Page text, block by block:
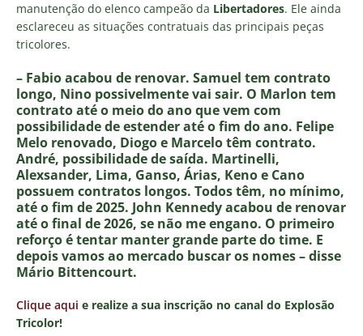
manutenção do elenco campeão da Libertadores. Ele ainda
esclareceu as situações contratuais das principais peças
tricolores.
– Fabio acabou de renovar. Samuel tem contrato
longo, Nino possivelmente vai sair. O Marlon tem
contrato até o meio do ano que vem com
possibilidade de estender até o fim do ano. Felipe
Melo renovado, Diogo e Marcelo têm contrato.
André, possibilidade de saída. Martinelli,
Alexsander, Lima, Ganso, Árias, Keno e Cano
possuem contratos longos. Todos têm, no mínimo,
até o fim de 2025. John Kennedy acabou de renovar
até o final de 2026, se não me engano. O primeiro
reforço é tentar manter grande parte do time. E
depois vamos ao mercado buscar os nomes – disse
Mário Bittencourt.
Clique aqui e realize a sua inscrição no canal do Explosão
Tricolor!